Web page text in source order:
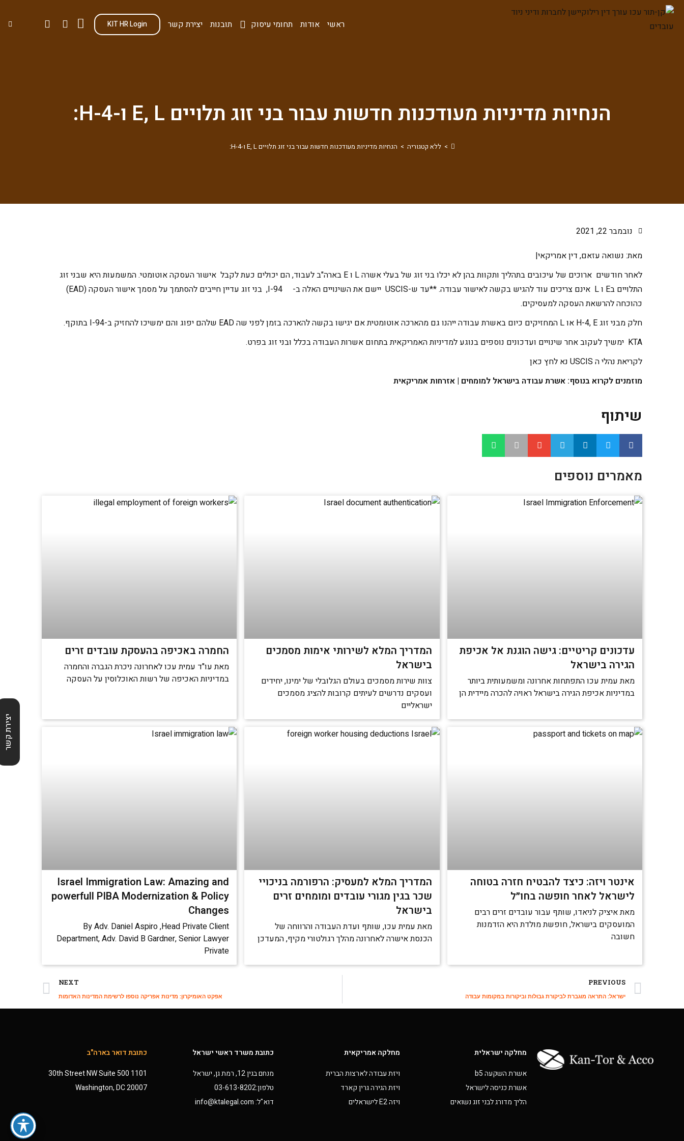
ראשי אודות תחומי עיסוק תובנות יצירת קשר KIT HR Login
יצירת קשר
הנחיות מדיניות מעודכנות חדשות עבור בני זוג תלויים E, L ו-H-4:
> ללא קטגוריה > הנחיות מדיניות מעודכנות חדשות עבור בני זוג תלויים E, L ו-H-4:
נובמבר 22, 2021
מאת: נשואה עזאם, דין אמריקאי|
לאחר חודשים ארוכים של עיכובים בתהליך ותקוות בהן לא יכלו בני זוג של בעלי אשרה L ו E בארה"ב לעבוד, הם יכולים כעת לקבל אישור העסקה אוטומטי. המשמעות היא שבני זוג
התלויים בE ו L אינם צריכים עוד להגיש בקשה לאישור עבודה. **עד ש-USCIS יישם את השינויים האלה ב- I-94, בני זוג עדיין חייבים להסתמך על מסמך אישור העסקה (EAD)
כהוכחה להרשאת העסקה למעסיקים.
חלק מבני זוג H-4, E או L המחזיקים כיום באשרת עבודה ייהנו גם מהארכה אוטומטית אם יגישו בקשה להארכה בזמן לפני שה EAD שלהם יפוג והם ימשיכו להחזיק ב-I-94 בתוקף.
KTA ימשיך לעקוב אחר שינויים ועדכונים נוספים בנוגע למדיניות האמריקאית בתחום אשרות העבודה בכלל ובני זוג בפרט.
לקריאת נהלי ה USCIS נא לחץ כאן
מוזמנים לקרוא בנוסף: אשרת עבודה בישראל למומחים | אזרחות אמריקאית
שיתוף
מאמרים נוספים
עדכונים קריטיים: גישה הוגנת אל אכיפת
הגירה בישראל
מאת עמית עכו התפתחות אחרונה ומשמעותית ביותר
במדיניות אכיפת הגירה בישראל ראויה להכרה מיידית הן
המדריך המלא לשירותי אימות מסמכים
בישראל
צוות שירות מסמכים בעולם הגלובלי של ימינו, יחידים
ועסקים נדרשים לעיתים קרובות להציג מסמכים
ישראליים
החמרה באכיפה בהעסקת עובדים זרים
מאת עו"ד עמית עכו לאחרונה ניכרת הגברה והחמרה
במדיניות האכיפה של רשות האוכלוסין על העסקה
אינטר ויזה: כיצד להבטיח חזרה בטוחה
לישראל לאחר חופשה בחו״ל
מאת איציק לניאדו, שותף עבור עובדים זרים רבים
המועסקים בישראל, חופשת מולדת היא הזדמנות
חשובה
המדריך המלא למעסיק: הרפורמה בניכויי
שכר בגין מגורי עובדים ומומחים זרים
בישראל
מאת עמית עכו, שותף ועדת העבודה והרווחה של
הכנסת אישרה לאחרונה מהלך רגולטורי מקיף, המעדכן
Israel Immigration Law: Amazing and
powerfull PIBA Modernization & Policy
Changes
By Adv. Daniel Aspiro ,Head Private Client
Department, Adv. David B Gardner, Senior Lawyer
Private
PREVIOUS
ישראל: התראה מוגברת לביקורת גבולות וביקורות במקומות עבודה
NEXT
אפקט האומיקרון: מדינות אפריקה נוספו לרשימת המדינות האדומות
מחלקה ישראלית
אשרת השקעה b5
אשרת כניסה לישראל
הליך מדורג לבני זוג נשואים
מחלקה אמריקאית
ויזת עבודה לארצות הברית
ויזת הגירה גרין קארד
ויזה E2 לישראלים
כתובת משרד ראשי ישראל
מנחם בגין 12, רמת גן, ישראל
טלפון:03-613-8202
דוא"ל: info@ktalegal.com
כתובת דואר בארה"ב
1101 30th Street NW Suite 500
Washington, DC 20007